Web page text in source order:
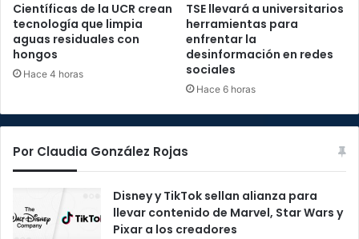
Científicas de la UCR crean
tecnología que limpia
aguas residuales con
hongos
Hace 4 horas
TSE llevará a universitarios
herramientas para
enfrentar la
desinformación en redes
sociales
Hace 6 horas
Por Claudia González Rojas
Disney y TikTok sellan alianza para
llevar contenido de Marvel, Star Wars y
Pixar a los creadores